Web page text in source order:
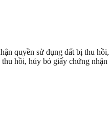
quyền sử dụng đất bị thu hồi,
hồi, hủy bỏ giấy chứng nhận